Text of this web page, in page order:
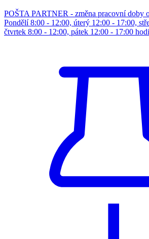
POŠTA PARTNER - změna pracovní doby
Pondělí 8:00 - 12:00, úterý 12:00 - 17:00,
čtvrtek 8:00 - 12:00, pátek 12:00 - 17:00